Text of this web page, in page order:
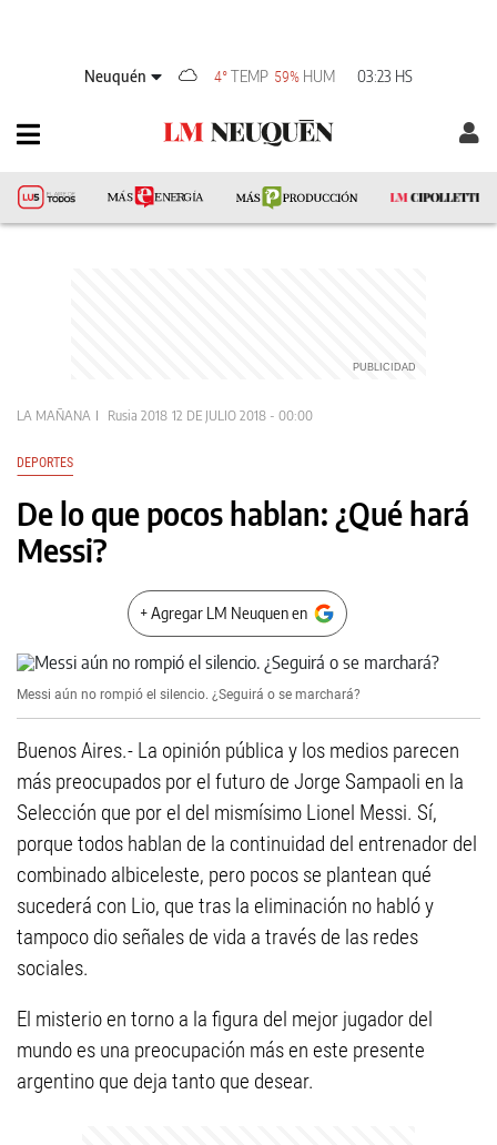
Neuquén 4° TEMP 59% HUM 03:23 HS
LA MAÑANA Rusia 2018 12 DE JULIO 2018 - 00:00
DEPORTES
De lo que pocos hablan: ¿Qué hará
Messi?
+ Agregar LM Neuquen en
Messi aún no rompió el silencio. ¿Seguirá o se marchará?
Buenos Aires.- La opinión pública y los medios parecen
más preocupados por el futuro de Jorge Sampaoli en la
Selección que por el del mismísimo Lionel Messi. Sí,
porque todos hablan de la continuidad del entrenador del
combinado albiceleste, pero pocos se plantean qué
sucederá con Lio, que tras la eliminación no habló y
tampoco dio señales de vida a través de las redes
sociales.
El misterio en torno a la figura del mejor jugador del
mundo es una preocupación más en este presente
argentino que deja tanto que desear.